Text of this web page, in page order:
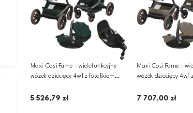
Maxi Cosi Fame - wielofunkcyjny
wózek dziecięcy 4w1 z fotelikiem
Green
5 526,79 zł
Maxi Cosi Fame -
wózek dziecięcy 4w1
Truffle
7 707,00 zł